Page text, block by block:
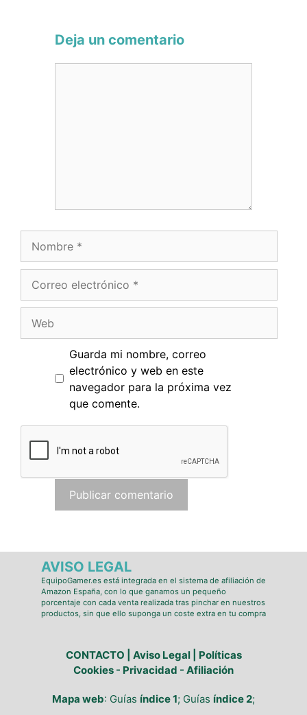
Deja un comentario
electrónico
Guarda mi nombre, correo
electrónico y web en este
navegador para la próxima vez
que comente.
AVISO LEGAL
EquipoGamer.es está integrada en el sistema de afiliación de
Amazon España, con lo que ganamos un pequeño
porcentaje con cada venta realizada tras pinchar en nuestros
productos, sin que ello suponga un coste extra en tu compra
CONTACTO | Aviso Legal | Políticas
Cookies - Privacidad - Afiliación
Mapa web: Guías índice 1; Guías índice 2;